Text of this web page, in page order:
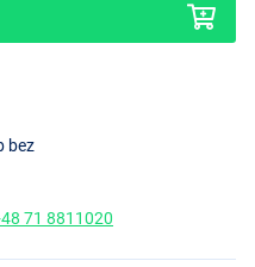
bez
71 8811020